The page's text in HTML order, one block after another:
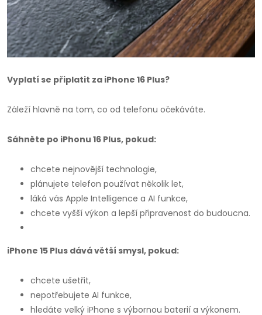
Vyplatí se připlatit za iPhone 16 Plus?
Záleží hlavně na tom, co od telefonu očekáváte.
Sáhněte po iPhonu 16 Plus, pokud:
chcete nejnovější technologie,
plánujete telefon používat několik let,
láká vás Apple Intelligence a AI funkce,
chcete vyšší výkon a lepší připravenost do budoucna.
iPhone 15 Plus dává větší smysl, pokud:
chcete ušetřit,
nepotřebujete AI funkce,
hledáte velký iPhone s výbornou baterií a výkonem.